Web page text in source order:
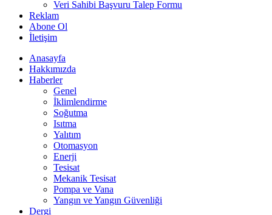
Veri Sahibi Başvuru Talep Formu
Reklam
Abone Ol
İletişim
Anasayfa
Hakkımızda
Haberler
Genel
İklimlendirme
Soğutma
Isıtma
Yalıtım
Otomasyon
Enerji
Tesisat
Mekanik Tesisat
Pompa ve Vana
Yangın ve Yangın Güvenliği
Dergi